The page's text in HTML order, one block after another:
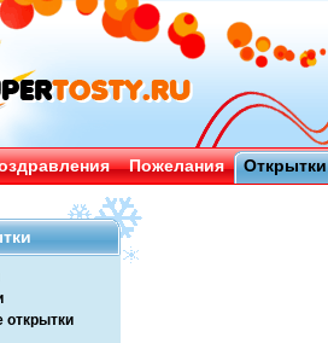
Пожелания Открытки
открытки